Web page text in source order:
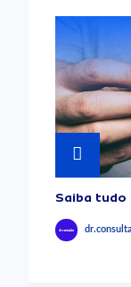
Saiba
dr.consulta